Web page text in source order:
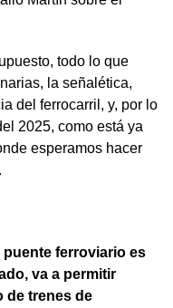
todo lo que
la señalética,
del ferrocarril, y, por lo
2025, como está ya
esperamos hacer
puente ferroviario es
va a permitir
de trenes de